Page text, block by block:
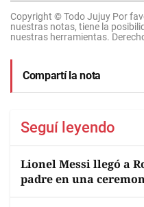
Copyright © Todo Jujuy Por
nuestras notas, tiene la
nuestras herramientas.
Compartí la nota
Seguí leyendo
Lionel Messi llegó a
padre en una